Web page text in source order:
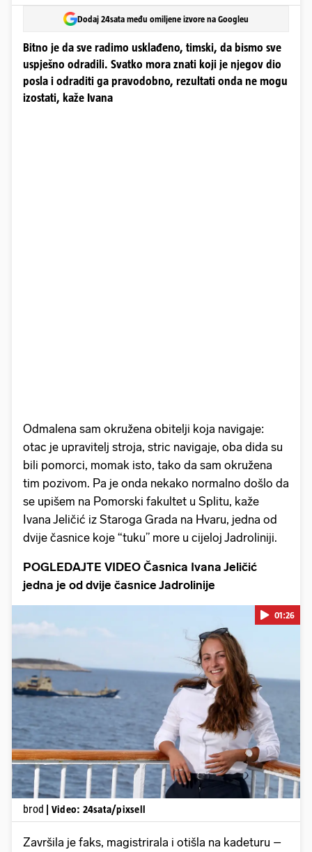
Dodaj 24sata među omiljene izvore na Googleu
Bitno je da sve radimo usklađeno, timski, da bismo sve
uspješno odradili. Svatko mora znati koji je njegov dio
posla i odraditi ga pravodobno, rezultati onda ne mogu
izostati, kaže Ivana
Odmalena sam okružena obitelji koja navigaje:
otac je upravitelj stroja, stric navigaje, oba dida su
bili pomorci, momak isto, tako da sam okružena
tim pozivom. Pa je onda nekako normalno došlo da
se upišem na Pomorski fakultet u Splitu, kaže
Ivana Jeličić iz Staroga Grada na Hvaru, jedna od
dvije časnice koje “tuku” more u cijeloj Jadroliniji.
POGLEDAJTE VIDEO Časnica Ivana Jeličić
jedna je od dvije časnice Jadrolinije
Pokretanje videa...
01:26
brod | Video: 24sata/pixsell
Završila je faks, magistrirala i otišla na kadeturu –